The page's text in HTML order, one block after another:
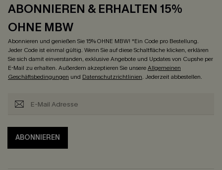
ABONNIEREN & ERHALTEN 15%
OHNE MBW
Abonnieren und genießen Sie 15% OHNE MBW! *Ein Code pro Bestellung.
Jeder Code ist einmal gültig. Wenn Sie auf diese Schaltfläche klicken, erklären
Sie sich damit einverstanden, exklusive Angebote und Updates von Cupshe per
E-Mail zu erhalten. Außerdem akzeptieren Sie unsereAllgemeinen
Geschäftsbedingungen und Datenschutzrichtlinien. Jederzeit abbestellen.
ABONNIEREN